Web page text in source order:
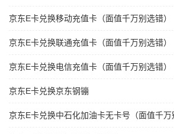
京东E卡兑换移动充值卡（面值千万别选错）
京东E卡兑换联通充值卡（面值千万别选错）
京东E卡兑换电信充值卡（面值千万别选错）
京东E卡兑换京东钢镚
京东E卡兑换中石化加油卡无卡号（面值千万